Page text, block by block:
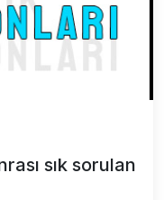
sık sorulan